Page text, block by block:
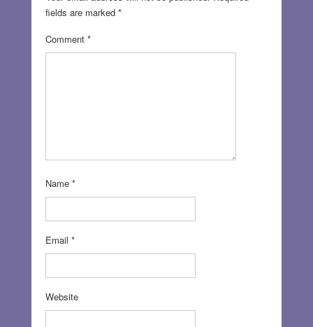
fields are marked *
Comment *
Name *
Email *
Website